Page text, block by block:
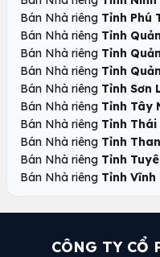
Bán Nhà riêng Tỉnh Phú
Bán Nhà riêng Tỉnh
Bán Nhà riêng Tỉnh
Bán Nhà riêng Tỉnh
Bán Nhà riêng Tỉnh Sơn
Bán Nhà riêng Tỉnh Tây
Bán Nhà riêng Tỉnh Thái
Bán Nhà riêng Tỉnh
Bán Nhà riêng Tỉnh
Bán Nhà riêng Tỉnh Vĩnh
CÔNG TY CỔ